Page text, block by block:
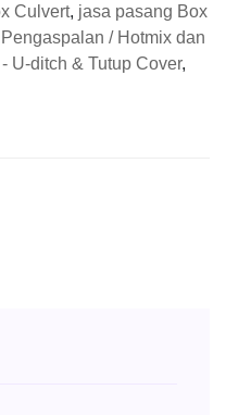
Culvert, jasa pasang Box
Pengaspalan / Hotmix dan
U-ditch & Tutup Cover,